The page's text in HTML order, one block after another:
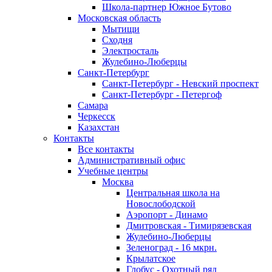
Школа-партнер Южное Бутово
Московская область
Мытищи
Сходня
Электросталь
Жулебино-Люберцы
Санкт-Петербург
Санкт-Петербург - Невский проспект
Санкт-Петербург - Петергоф
Самара
Черкесск
Казахстан
Контакты
Все контакты
Административный офис
Учебные центры
Москва
Центральная школа на
Новослободской
Аэропорт - Динамо
Дмитровская - Тимирязевская
Жулебино-Люберцы
Зеленоград - 16 мкрн.
Крылатское
Глобус - Охотный ряд